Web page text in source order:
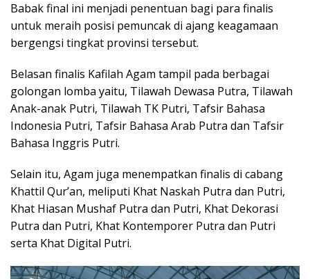
Babak final ini menjadi penentuan bagi para finalis
untuk meraih posisi pemuncak di ajang keagamaan
bergengsi tingkat provinsi tersebut.
Belasan finalis Kafilah Agam tampil pada berbagai
golongan lomba yaitu, Tilawah Dewasa Putra, Tilawah
Anak-anak Putri, Tilawah TK Putri, Tafsir Bahasa
Indonesia Putri, Tafsir Bahasa Arab Putra dan Tafsir
Bahasa Inggris Putri.
Selain itu, Agam juga menempatkan finalis di cabang
Khattil Qur’an, meliputi Khat Naskah Putra dan Putri,
Khat Hiasan Mushaf Putra dan Putri, Khat Dekorasi
Putra dan Putri, Khat Kontemporer Putra dan Putri
serta Khat Digital Putri.